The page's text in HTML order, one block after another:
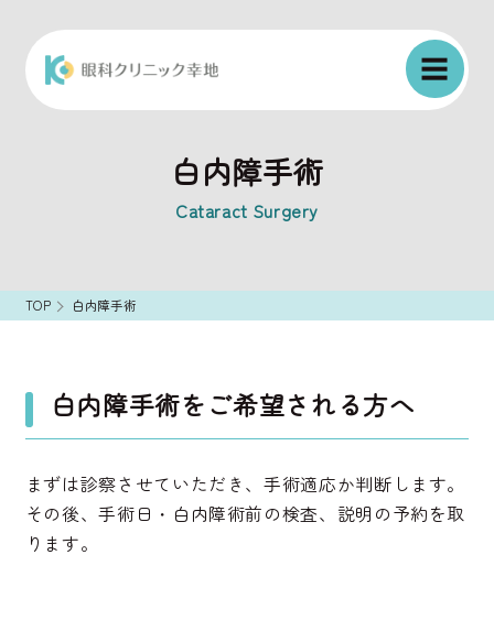
白内障手術
Cataract Surgery
TOP 白内障手術
白内障手術をご希望される方へ
まずは診察させていただき、手術適応か判断します。
その後、手術日・白内障術前の検査、説明の予約を取
ります。